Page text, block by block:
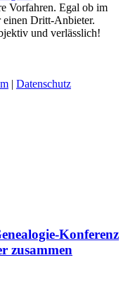
Vorfahren. Egal ob im
einen Dritt-Anbieter.
und verlässlich!
| Datenschutz
Konferenz
zusammen